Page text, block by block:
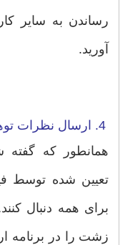
رساندن به سایر
آورید.
4. ارسال نظرات توهین آمیز و زشت
همانطور که گفته
تعیین شده توسط
برای همه دنبال
زشت را در برنامه